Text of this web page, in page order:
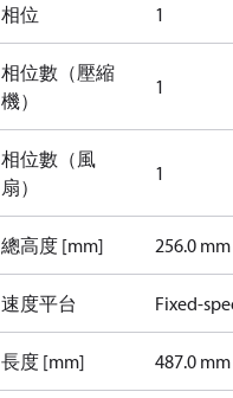
相位 1
相位數（壓縮
機）
1
相位數（風
扇）
1
總高度 [mm] 256.0 mm
速度平台 Fixed-
長度 [mm] 487.0 mm